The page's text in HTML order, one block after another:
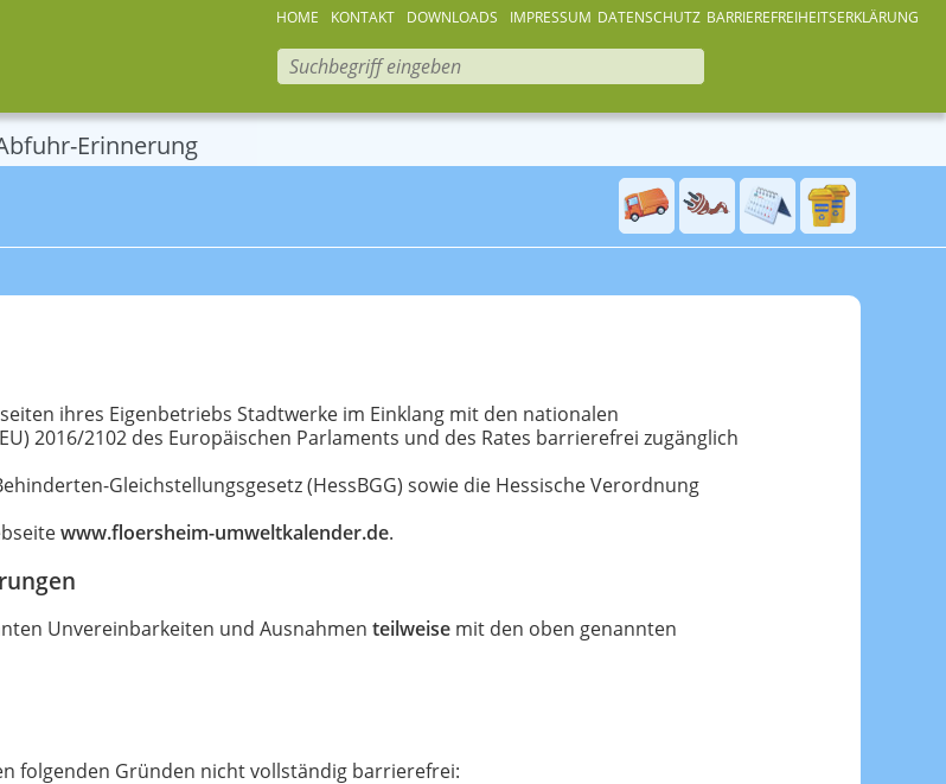
Erinnerung
HOME KONTAKT DOWNLOADS IMPRESSUM DATENSCHUTZ BARRIEREFREIHEITSERKLÄRUNG
ihres Eigenbetriebs Stadtwerke im Einklang mit den nationalen
2016/2102 des Europäischen Parlaments und des Rates barrierefrei zugänglich
Gleichstellungsgesetz (HessBGG) sowie die Hessische Verordnung
www.floersheim-umweltkalender.de.
Unvereinbarkeiten und Ausnahmen teilweise mit den oben genannten
folgenden Gründen nicht vollständig barrierefrei: